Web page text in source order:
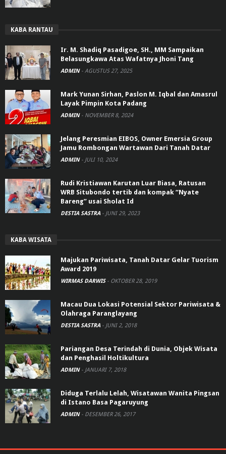
KABA RANTAU
Ir. M. Shadiq Pasadigoe, SH., MM Sampaikan
Belasungkawa Atas Wafatnya Jhoni Tang
ADMIN - AGUSTUS 27, 2025
Mark Yunan Sirhan, Paslon M. Iqbal dan Amasrul
Layak Pimpin Kota Padang
ADMIN - NOVEMBER 8, 2024
Jelang Peresmian EIBOS, Owner Emersia Group
Jamu Rombongan Wartawan Dari Tanah Datar
ADMIN - JULI 10, 2024
Rudi Kristiawan Karutan Luar Biasa, Ratusan
WRB Situbondo tertib dan kompak “Nyate
Bareng” usai Sholat Id
DESTIA SASTRA - JUNI 29, 2023
KABA WISATA
Majukan Pariwisata, Tanah Datar Gelar Tuorism
Award 2019
WIRMAS DARWIS - OKTOBER 28, 2019
Macau Dua Lokasi Potensial Sektor Pariwisata &
Olahraga Paranglayang
DESTIA SASTRA - JUNI 2, 2018
Pariangan Desa Terindah di Dunia, Objek Wisata
dan Penghasil Holtikultura
ADMIN - JANUARI 7, 2018
Diduga Terlalu Lelah, Wisatawan Wanita Pingsan
di Istano Basa Pagaruyung
ADMIN - DESEMBER 26, 2017